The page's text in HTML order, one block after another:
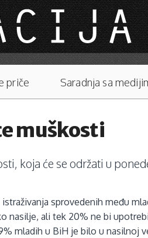
priče Saradnja sa
muškosti
koja će se održati u
sprovedenih među
nasilje, ali tek 20% ne bi
mladih u BiH je bilo u nasilnoj